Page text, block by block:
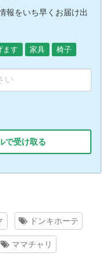
報をいち早くお届け出
ます 家具 椅子
で受け取る
ドンキホーテ
ママチャリ